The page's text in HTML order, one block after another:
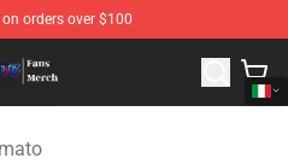
orders over $100
One Piece Merchandise Shop